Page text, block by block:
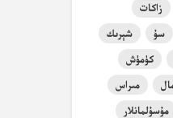
زاكات
سۇ
شېرىك
كۈمۈش
مىراس
مۇسۇلمانلار